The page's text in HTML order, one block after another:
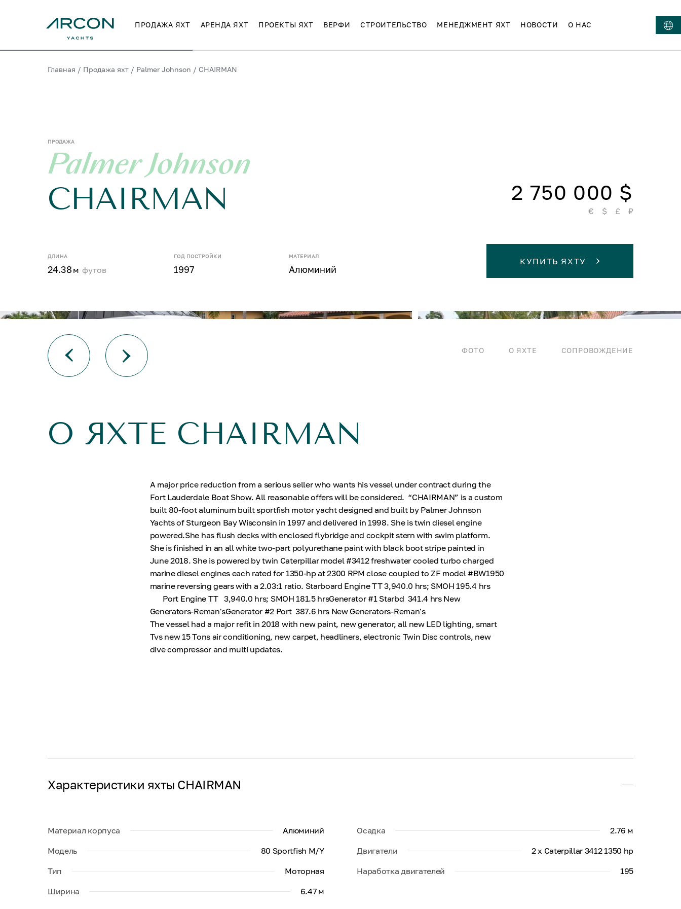
ПРОДАЖА ЯХТ АРЕНДА ЯХТ ПРОЕКТЫ ЯХТ ВЕРФИ СТРОИТЕЛЬСТВО МЕНЕДЖМЕНТ ЯХТ НОВОСТИ О НАС
Главная / Продажа яхт / Palmer Johnson / CHAIRMAN
ПРОДАЖА
Palmer Johnson
CHAIRMAN 2 750 000 $
€ $ £ ₽
ДЛИНА
24.38 м футов
ГОД ПОСТРОЙКИ
1997
МАТЕРИАЛ
Алюминий
КУПИТЬ ЯХТУ
ФОТО О ЯХТЕ СОПРОВОЖДЕНИЕ
О ЯХТЕ CHAIRMAN
A major price reduction from a serious seller who wants his vessel under contract during the
Fort Lauderdale Boat Show. All reasonable offers will be considered. “CHAIRMAN” is a custom
built 80-foot aluminum built sportfish motor yacht designed and built by Palmer Johnson
Yachts of Sturgeon Bay Wisconsin in 1997 and delivered in 1998. She is twin diesel engine
powered.She has flush decks with enclosed flybridge and cockpit stern with swim platform.
She is finished in an all white two-part polyurethane paint with black boot stripe painted in
June 2018. She is powered by twin Caterpillar model #3412 freshwater cooled turbo charged
marine diesel engines each rated for 1350-hp at 2300 RPM close coupled to ZF model #BW1950
marine reversing gears with a 2.03:1 ratio. Starboard Engine TT 3,940.0 hrs; SMOH 195.4 hrs
Port Engine TT 3,940.0 hrs; SMOH 181.5 hrsGenerator #1 Starbd 341.4 hrs New
Generators-Reman'sGenerator #2 Port 387.6 hrs New Generators-Reman's
The vessel had a major refit in 2018 with new paint, new generator, all new LED lighting, smart
Tvs new 15 Tons air conditioning, new carpet, headliners, electronic Twin Disc controls, new
dive compressor and multi updates.
Характеристики яхты CHAIRMAN
Материал корпуса
Алюминий
Модель
80 Sportfish M/Y
Тип
Моторная
Ширина
6.47 м
Осадка
2.76 м
Двигатели
2 x Caterpillar 3412 1350 hp
Наработка двигателей
195